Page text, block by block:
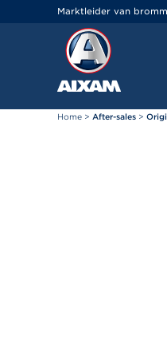
Marktleider van
Home > After-sales >
Cookies beheer paneel